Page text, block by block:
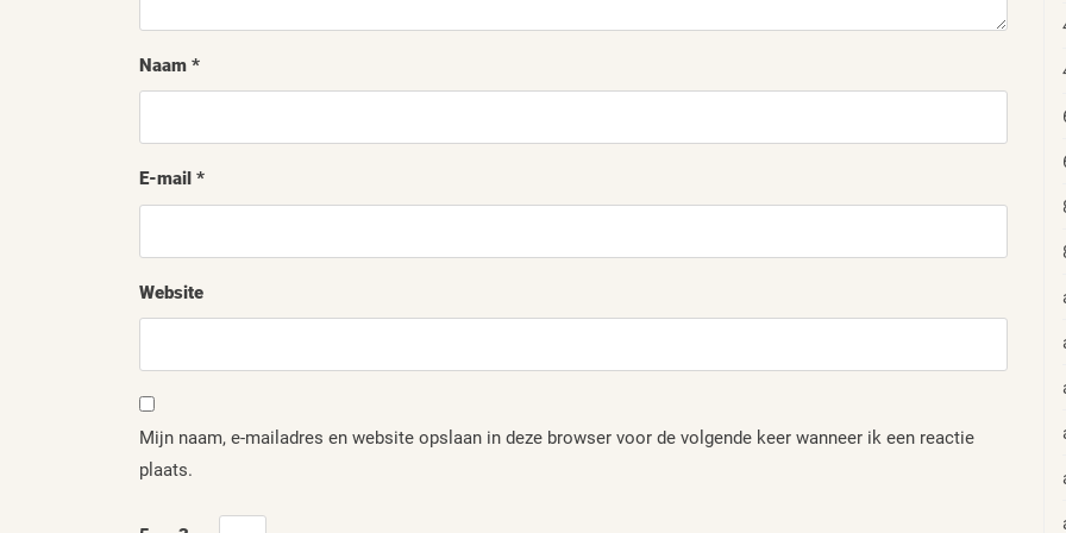
Naam *
E-mail *
Website
Mijn naam, e-mailadres en website opslaan in deze browser voor de volgende keer wanneer ik een reactie
plaats.